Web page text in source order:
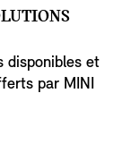
disponibles et
par MINI